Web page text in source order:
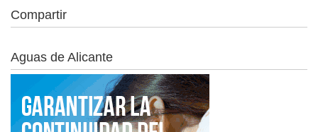
Compartir
Aguas de Alicante